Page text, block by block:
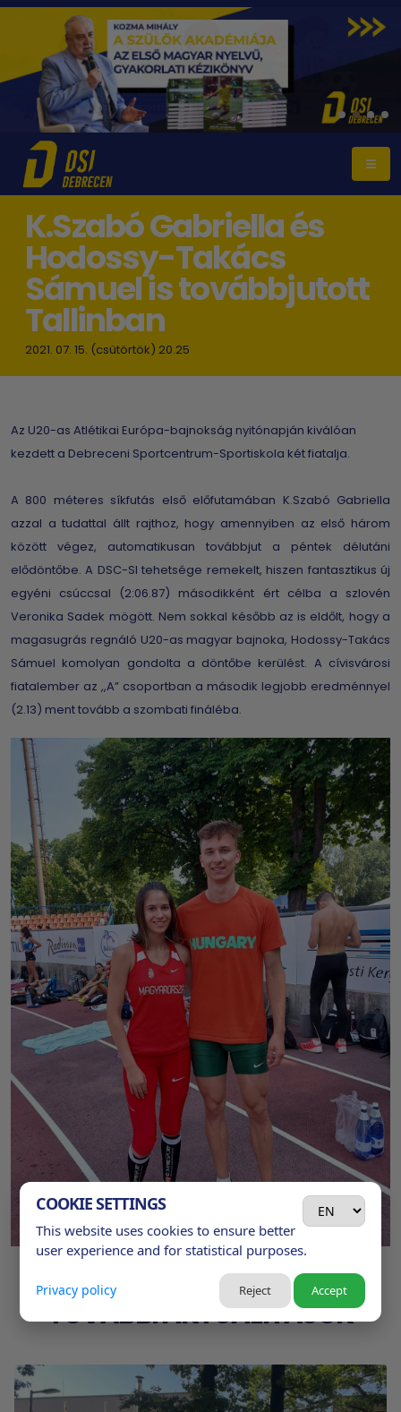
K.Szabó Gabriella és
Hodossy-Takács
Sámuel is továbbjutott
Tallinban
2021. 07. 15. (csütörtök) 20.25
Az U20-as Atlétikai Európa-bajnokság nyitónapján kiválóan
kezdett a Debreceni Sportcentrum-Sportiskola két fiatalja.
A 800 méteres síkfutás első előfutamában K.Szabó Gabriella
azzal a tudattal állt rajthoz, hogy amennyiben az első három
között végez, automatikusan továbbjut a péntek délutáni
elődöntőbe. A DSC-SI tehetsége remekelt, hiszen fantasztikus új
egyéni csúccsal (2:06.87) másodikként ért célba a szlovén
Veronika Sadek mögött. Nem sokkal később az is eldőlt, hogy a
magasugrás regnáló U20-as magyar bajnoka, Hodossy-Takács
Sámuel komolyan gondolta a döntőbe kerülést. A cívisvárosi
fiatalember az ,,A” csoportban a második legjobb eredménnyel
(2.13) ment tovább a szombati fináléba.
TOVÁBBI AKTUALITÁSOK
COOKIE SETTINGS
This website uses cookies to ensure better
user experience and for statistical purposes.
Privacy policy Reject Accept